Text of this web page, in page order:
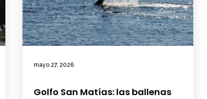
mayo 27, 2026
Golfo San Matías: las ballenas